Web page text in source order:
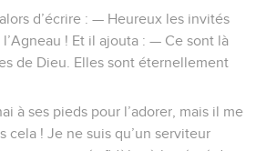
d’écrire : — Heureux les invités
! Et il ajouta : — Ce sont là
de Dieu. Elles sont éternellement
à ses pieds pour l’adorer, mais il me
cela ! Je ne suis qu’un serviteur